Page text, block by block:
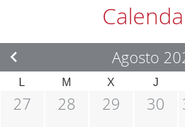
Agosto
L M X J
27 28 29 30